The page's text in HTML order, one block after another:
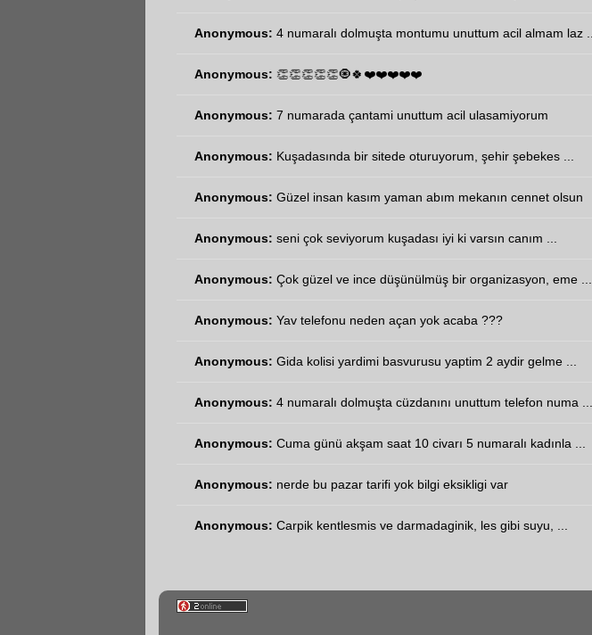
Anonymous: 4 numaralı dolmuşta montumu unuttum acil almam laz ...
Anonymous: 👏👏👏👏👏🧿🍀❤️❤️❤️❤️❤️
Anonymous: 7 numarada çantami unuttum acil ulasamiyorum
Anonymous: Kuşadasında bir sitede oturuyorum, şehir şebekes ...
Anonymous: Güzel insan kasım yaman abım mekanın cennet olsun
Anonymous: seni çok seviyorum kuşadası iyi ki varsın canım ...
Anonymous: Çok güzel ve ince düşünülmüş bir organizasyon, eme ...
Anonymous: Yav telefonu neden açan yok acaba ???
Anonymous: Gida kolisi yardimi basvurusu yaptim 2 aydir gelme ...
Anonymous: 4 numaralı dolmuşta cüzdanını unuttum telefon numa ...
Anonymous: Cuma günü akşam saat 10 civarı 5 numaralı kadınla ...
Anonymous: nerde bu pazar tarifi yok bilgi eksikligi var
Anonymous: Carpik kentlesmis ve darmadaginik, les gibi suyu, ...